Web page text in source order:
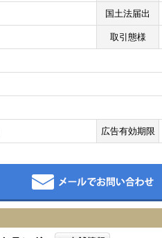
国土法届出
取引態様
広告有効期限